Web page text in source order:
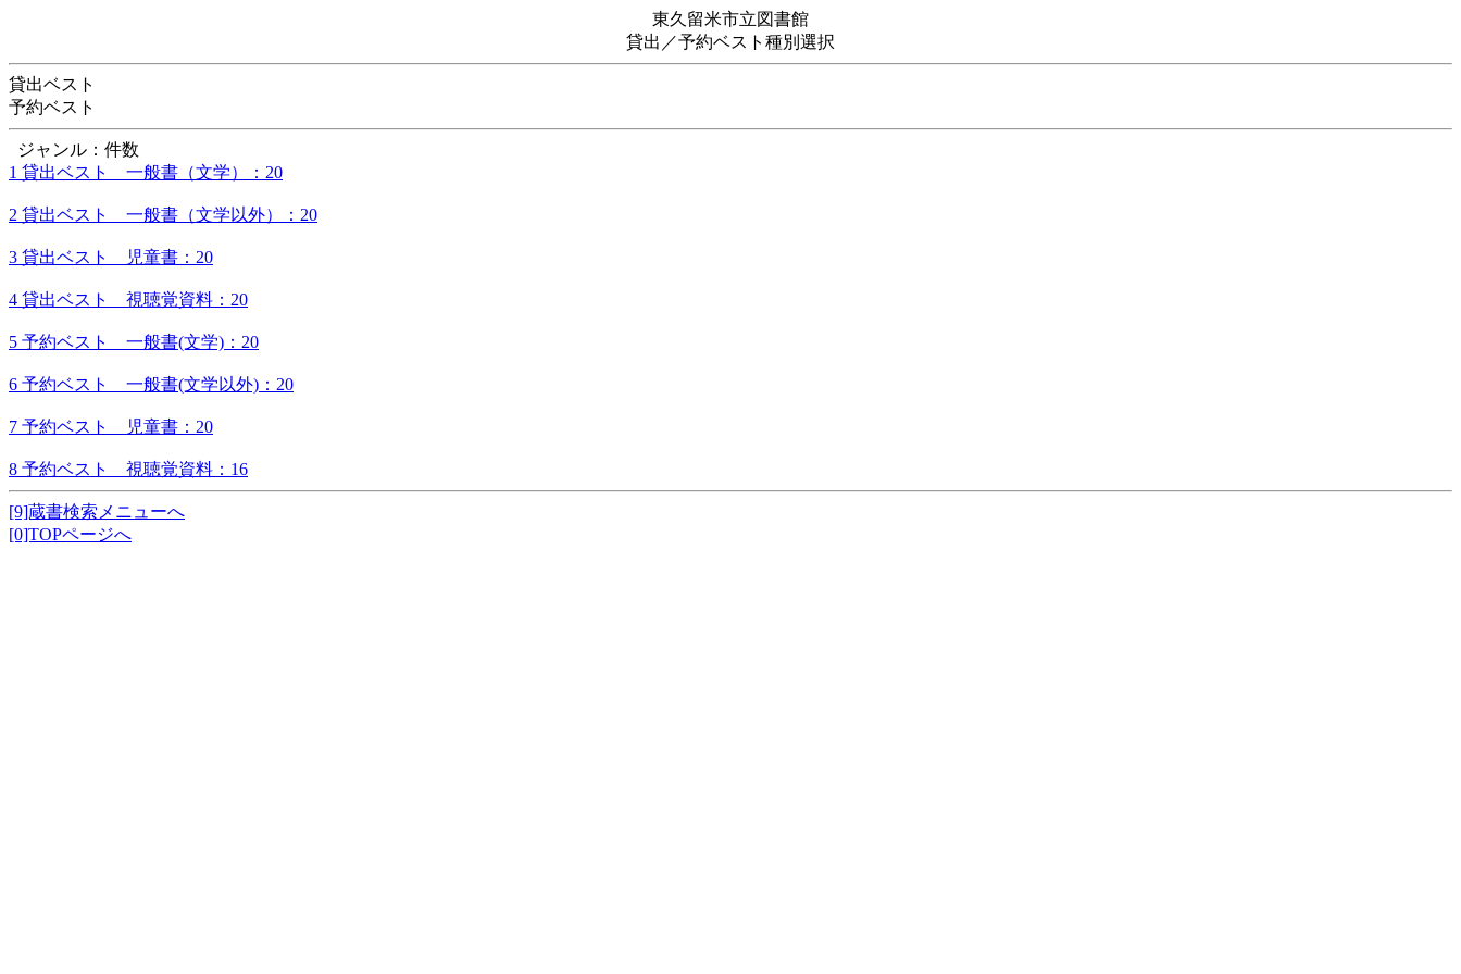
東久留米市立図書館
貸出／予約ベスト種別選択
貸出ベスト
予約ベスト
ジャンル：件数
1 貸出ベスト 一般書（文学）：20
2 貸出ベスト 一般書（文学以外）：20
3 貸出ベスト 児童書：20
4 貸出ベスト 視聴覚資料：20
5 予約ベスト 一般書(文学)：20
6 予約ベスト 一般書(文学以外)：20
7 予約ベスト 児童書：20
8 予約ベスト 視聴覚資料：16
[9]蔵書検索メニューへ
[0]TOPページへ